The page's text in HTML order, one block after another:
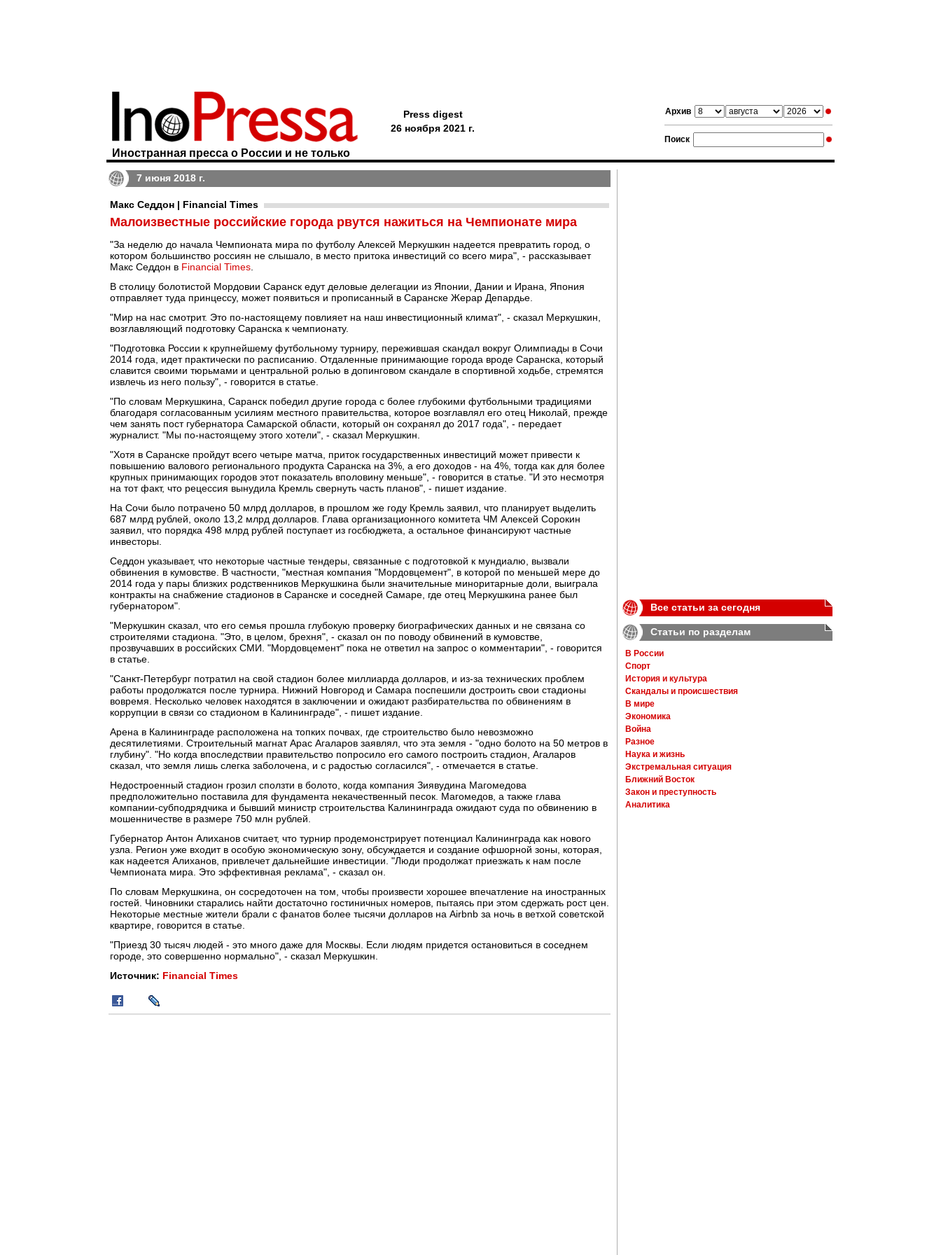
Архив
Поиск
Иностранная пресса о России и не только
Press digest
26 ноября 2021 г.
7 июня 2018 г.
Макс Седдон | Financial Times
Малоизвестные российские города рвутся нажиться на Чемпионате мира
"За неделю до начала Чемпионата мира по футболу Алексей Меркушкин надеется превратить город, о
котором большинство россиян не слышало, в место притока инвестиций со всего мира", - рассказывает
Макс Седдон в Financial Times
В столицу болотистой Мордовии Саранск едут деловые делегации из Японии, Дании и Ирана, Япония
отправляет туда принцессу, может появиться и прописанный в Саранске Жерар Депардье.
"Мир на нас смотрит. Это по-настоящему повлияет на наш инвестиционный климат", - сказал Меркушкин,
возглавляющий подготовку Саранска к чемпионату.
"Подготовка России к крупнейшему футбольному турниру, пережившая скандал вокруг Олимпиады в Сочи
2014 года, идет практически по расписанию. Отдаленные принимающие города вроде Саранска, который
славится своими тюрьмами и центральной ролью в допинговом скандале в спортивной ходьбе, стремятся
извлечь из него пользу", - говорится в статье.
"По словам Меркушкина, Саранск победил другие города с более глубокими футбольными традициями
благодаря согласованным усилиям местного правительства, которое возглавлял его отец Николай, прежде
чем занять пост губернатора Самарской области, который он сохранял до 2017 года", - передает
журналист. "Мы по-настоящему этого хотели", - сказал Меркушкин.
"Хотя в Саранске пройдут всего четыре матча, приток государственных инвестиций может привести к
повышению валового регионального продукта Саранска на 3%, а его доходов - на 4%, тогда как для более
крупных принимающих городов этот показатель вполовину меньше", - говорится в статье. "И это несмотря
на тот факт, что рецессия вынудила Кремль свернуть часть планов", - пишет издание.
На Сочи было потрачено 50 млрд долларов, в прошлом же году Кремль заявил, что планирует выделить
687 млрд рублей, около 13,2 млрд долларов. Глава организационного комитета ЧМ Алексей Сорокин
заявил, что порядка 498 млрд рублей поступает из госбюджета, а остальное финансируют частные
инвесторы.
Седдон указывает, что некоторые частные тендеры, связанные с подготовкой к мундиалю, вызвали
обвинения в кумовстве. В частности, "местная компания "Мордовцемент", в которой по меньшей мере до
2014 года у пары близких родственников Меркушкина были значительные миноритарные доли, выиграла
контракты на снабжение стадионов в Саранске и соседней Самаре, где отец Меркушкина ранее был
губернатором".
"Меркушкин сказал, что его семья прошла глубокую проверку биографических данных и не связана со
строителями стадиона. "Это, в целом, брехня", - сказал он по поводу обвинений в кумовстве,
прозвучавших в российских СМИ. "Мордовцемент" пока не ответил на запрос о комментарии", - говорится
в статье.
"Санкт-Петербург потратил на свой стадион более миллиарда долларов, и из-за технических проблем
работы продолжатся после турнира. Нижний Новгород и Самара поспешили достроить свои стадионы
вовремя. Несколько человек находятся в заключении и ожидают разбирательства по обвинениям в
коррупции в связи со стадионом в Калининграде", - пишет издание.
Арена в Калининграде расположена на топких почвах, где строительство было невозможно
десятилетиями. Строительный магнат Арас Агаларов заявлял, что эта земля - "одно болото на 50 метров в
глубину". "Но когда впоследствии правительство попросило его самого построить стадион, Агаларов
сказал, что земля лишь слегка заболочена, и с радостью согласился", - отмечается в статье.
Недостроенный стадион грозил сползти в болото, когда компания Зиявудина Магомедова
предположительно поставила для фундамента некачественный песок. Магомедов, а также глава
компании-субподрядчика и бывший министр строительства Калининграда ожидают суда по обвинению в
мошенничестве в размере 750 млн рублей.
Губернатор Антон Алиханов считает, что турнир продемонстрирует потенциал Калининграда как нового
узла. Регион уже входит в особую экономическую зону, обсуждается и создание офшорной зоны, которая,
как надеется Алиханов, привлечет дальнейшие инвестиции. "Люди продолжат приезжать к нам после
Чемпионата мира. Это эффективная реклама", - сказал он.
По словам Меркушкина, он сосредоточен на том, чтобы произвести хорошее впечатление на иностранных
гостей. Чиновники старались найти достаточно гостиничных номеров, пытаясь при этом сдержать рост цен.
Некоторые местные жители брали с фанатов более тысячи долларов на Airbnb за ночь в ветхой советской
квартире, говорится в статье.
"Приезд 30 тысяч людей - это много даже для Москвы. Если людям придется остановиться в соседнем
городе, это совершенно нормально", - сказал Меркушкин.
Источник: Financial Times
Все статьи за сегодня
Статьи по разделам
В России
Спорт
История и культура
Скандалы и происшествия
В мире
Экономика
Война
Разное
Наука и жизнь
Экстремальная ситуация
Ближний Восток
Закон и преступность
Аналитика